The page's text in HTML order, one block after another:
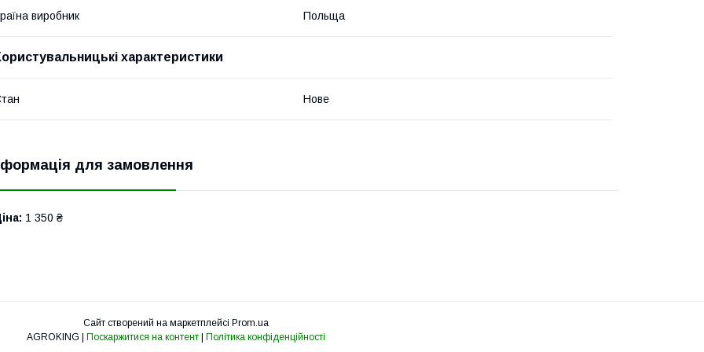
виробник Польща
характеристики
Нове
для замовлення
1 350 ₴
Сайт створений на маркетплейсі Prom.ua
AGROKING | Поскаржитися на контент | Політика конфіденційності